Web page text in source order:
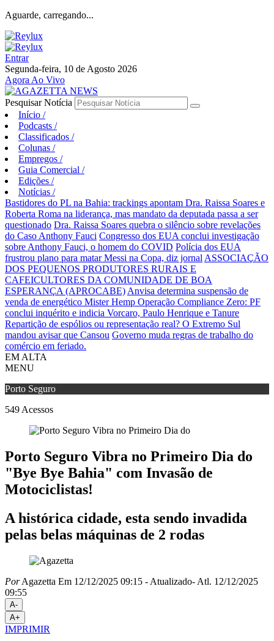
Aguarde, carregando...
Entrar
Segunda-feira, 10 de Agosto 2026
Agora Ao Vivo
Pesquisar Notícia
Início /
Podcasts /
Classificados /
Colunas /
Empregos /
Guia Comercial /
Edições /
Notícias /
Bastidores do PL na Bahia: trackings apontam Dra. Raissa Soares e
Roberta Roma na liderança, mas mandato da deputada passa a ser
questionado Dra. Raissa Soares quebra o silêncio sobre revelações
do Caso Anthony Fauci Congresso dos EUA conclui investigação
sobre Anthony Fauci, o homem do COVID Polícia dos EUA
frustrou plano para matar Messi na Copa, diz jornal ASSOCIAÇÃO
DOS PEQUENOS PRODUTORES RURAIS E
CAFEICULTORES DA COMUNIDADE DE BOA
ESPERANÇA (APROCABE) Anvisa determina suspensão de
venda de energético Mister Hemp Operação Compliance Zero: PF
conclui inquérito e indicia Vorcaro, Paulo Henrique e Tanure
Repartição de espólios ou representação real? O Extremo Sul
mandou avisar que Cansou Governo muda regras de trabalho do
comércio em feriado.
EM ALTA
MENU
Porto Seguro
549 Acessos
Porto Seguro Vibra no Primeiro Dia do
"Bye Bye Bahia" com Invasão de
Motociclistas!
A histórica cidade, esta sendo invadida
pelas belas máquinas de 2 rodas
PorAgazetta Em 12/12/2025 09:15 - Atualizado- Atl. 12/12/2025
09:55
A-
A+
IMPRIMIR